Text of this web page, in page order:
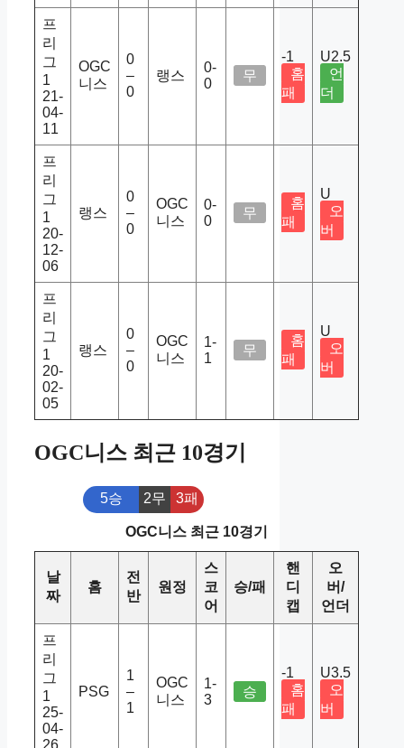
프
리
그
1
21-
04-
11
OGC
니스
0
–
0
랭스
0-
0
무
-1
홈
패
U2.5
언
더
프
리
그
1
20-
12-
06
랭스
0
–
0
OGC
니스
0-
0
무
홈
패
U
오
버
프
리
그
1
20-
02-
05
랭스
0
–
0
OGC
니스
1-
1
무
홈
패
U
오
버
OGC니스 최근 10경기
5승 2무 3패
OGC니스 최근 10경기
날
짜
홈
전
반
원정
스
코
어
승/패
핸
디
캡
오
버/
언더
프
리
그
1
25-
04-
26
PSG
1
–
1
OGC
니스
1-
3
승
-1
홈
패
U3.5
오
버